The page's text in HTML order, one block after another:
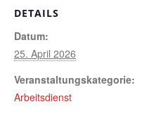
DETAILS
Datum:
25. April 2026
Veranstaltungskategorie:
Arbeitsdienst